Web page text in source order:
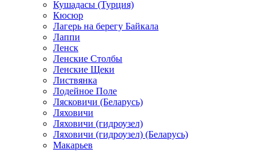
Кушадасы (Турция)
Кюсюр
Лагерь на берегу Байкала
Лаппи
Ленск
Ленские Столбы
Ленские Щеки
Листвянка
Лодейное Поле
Лясковичи (Беларусь)
Ляховичи
Ляховичи (гидроузел)
Ляховичи (гидроузел) (Беларусь)
Макарьев